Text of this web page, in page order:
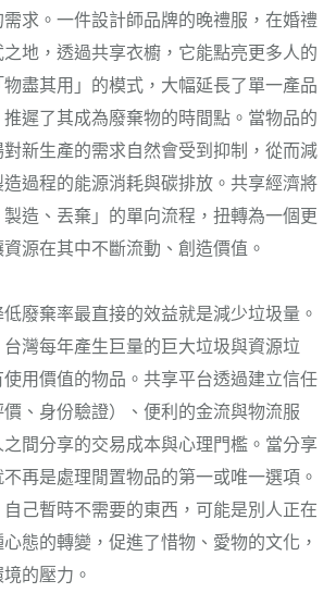
求。一件設計師品牌的晚禮服，在婚禮
地，透過共享衣櫥，它能點亮更多人的
盡其用」的模式，大幅延長了單一產品
遲了其成為廢棄物的時間點。當物品的
新生產的需求自然會受到抑制，從而減
過程的能源消耗與碳排放。共享經濟將
造、丟棄」的單向流程，扭轉為一個更
源在其中不斷流動、創造價值。
廢棄率最直接的效益就是減少垃圾量。
灣每年產生巨量的巨大垃圾與資源垃
用價值的物品。共享平台透過建立信任
、身份驗證）、便利的金流與物流服
間分享的交易成本與心理門檻。當分享
再是處理閒置物品的第一或唯一選項。
己暫時不需要的東西，可能是別人正在
態的轉變，促進了惜物、愛物的文化，
的壓力。